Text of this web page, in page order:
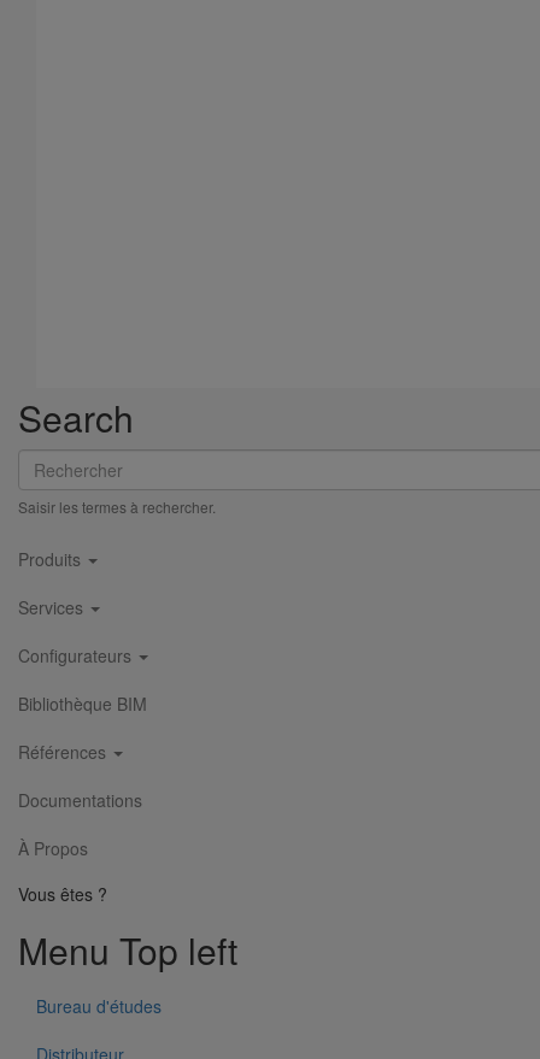
Search
Rechercher
Saisir les termes à rechercher.
Main
navigation
Produits
Services
Configurateurs
Bibliothèque BIM
Références
Documentations
À Propos
Vous êtes ?
Menu Top left
Bureau d'études
Distributeur
DN200
bossage ELIXAIR DN200